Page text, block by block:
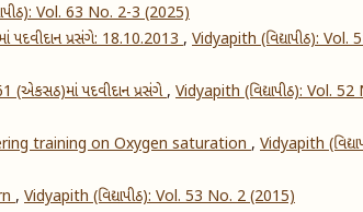
Vol. 63 No. 2-3 (2025)
પદવીદાન પ્રસંગે: 18.10.2013, Vidyapith (વિદ્યાપીઠ): Vol.
(એકસઠ)માં પદવીદાન પ્રસંગે, Vidyapith (વિદ્યાપીઠ): Vol. 52
training on Oxygen saturation, Vidyapith
, Vidyapith (વિદ્યાપીઠ): Vol. 53 No. 2 (2015)